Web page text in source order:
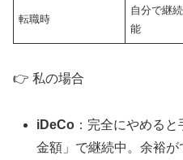
転職時
自分で継
能
👉 私の場合
iDeCo ：完全にやめる
金額」で継続中。余裕が